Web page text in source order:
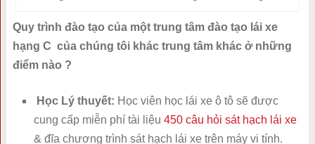
Quy trình đào tạo của một trung tâm đào tạo lái xe
hạng C của chúng tôi khác trung tâm khác ở những
điểm nào ?
Học Lý thuyết: Học viên học lái xe ô tô sẽ được
cung cấp miễn phí tài liệu 450 câu hỏi sát hạch lái xe
& đĩa chương trình sát hạch lái xe trên máy vi tính.